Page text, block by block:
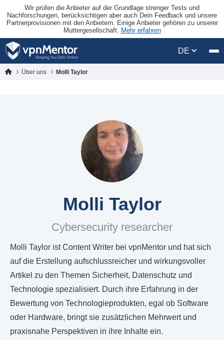
Wir prüfen die Anbieter auf der Grundlage strenger Tests und
Nachforschungen, berücksichtigen aber auch Dein Feedback und unsere
Partnerprovisionen mit den Anbietern. Einige Anbieter gehören zu unserer
Muttergesellschaft. Mehr erfahren
DE
Über uns Molli Taylor
Molli Taylor
Cybersecurity researcher
Molli Taylor ist Content Writer bei vpnMentor und hat sich
auf die Erstellung aufschlussreicher und wirkungsvoller
Artikel zu den Themen Sicherheit, Datenschutz und
Technologie spezialisiert. Durch ihre Erfahrung in der
Bewertung von Technologieprodukten, egal ob Software
oder Hardware, bringt sie zusätzlichen Mehrwert und
praxisnahe Perspektiven in ihre Inhalte ein.